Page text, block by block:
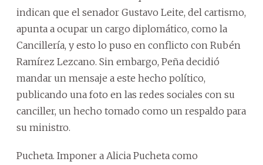
indican que el senador Gustavo Leite, del cartismo,
apunta a ocupar un cargo diplomático, como la
Cancillería, y esto lo puso en conflicto con Rubén
Ramírez Lezcano. Sin embargo, Peña decidió
mandar un mensaje a este hecho político,
publicando una foto en las redes sociales con su
canciller, un hecho tomado como un respaldo para
su ministro.
Pucheta. Imponer a Alicia Pucheta como